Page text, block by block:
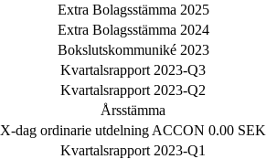
Extra Bolagsstämma 2025
Extra Bolagsstämma 2024
Bokslutskommuniké 2023
Kvartalsrapport 2023-Q3
Kvartalsrapport 2023-Q2
Årsstämma
X-dag ordinarie utdelning ACCON 0.00 SEK
Kvartalsrapport 2023-Q1